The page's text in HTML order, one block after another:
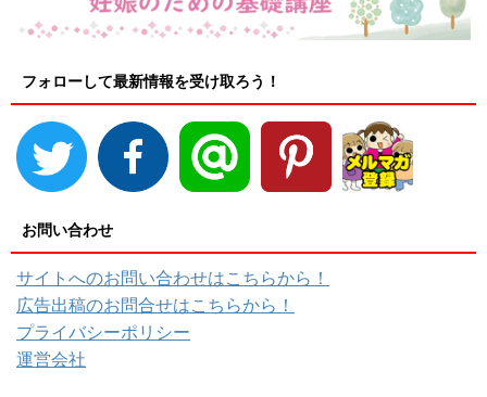
フォローして最新情報を受け取ろう！
お問い合わせ
サイトへのお問い合わせはこちらから！
広告出稿のお問合せはこちらから！
プライバシーポリシー
運営会社